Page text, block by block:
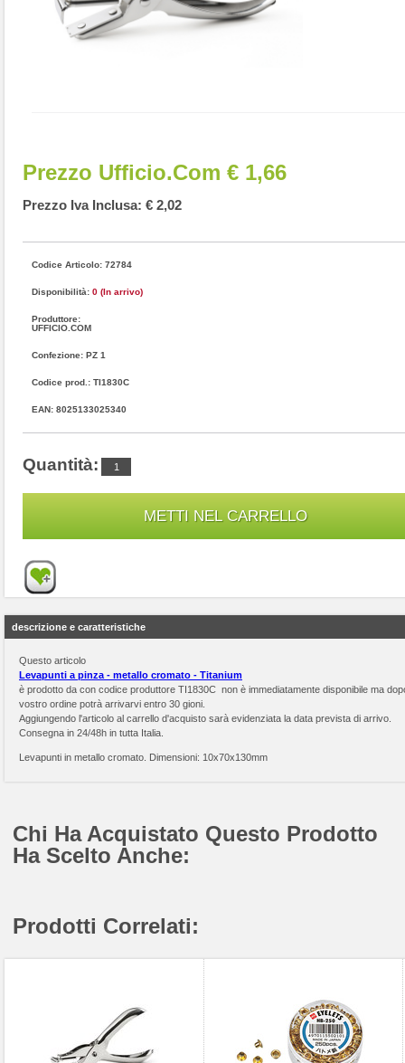
Prezzo Ufficio.com € 1,66
Prezzo Iva Inclusa: € 2,02
Codice Articolo: 72784
Disponibilità: 0 (In arrivo)
Produttore:
UFFICIO.COM
Confezione: PZ 1
Codice prod.: TI1830C
EAN: 8025133025340
Quantità:
descrizione e caratteristiche
Questo articolo
Levapunti a pinza - metallo cromato - Titanium
è prodotto da con codice produttore TI1830C non è immediatamente disponibile ma
vostro ordine potrà arrivarvi entro 30 gioni.
Aggiungendo l'articolo al carrello d'acquisto sarà evidenziata la data prevista di arrivo.
Consegna in 24/48h in tutta Italia.
Levapunti in metallo cromato. Dimensioni: 10x70x130mm
Chi Ha Acquistato Questo Prodotto
Ha Scelto Anche:
Prodotti Correlati: